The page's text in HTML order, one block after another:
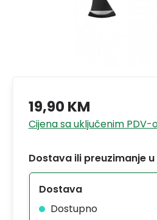
19,90 KM
Cijena sa uključenim PDV-
Dostava ili preuzimanje
Dostava
Dostupno